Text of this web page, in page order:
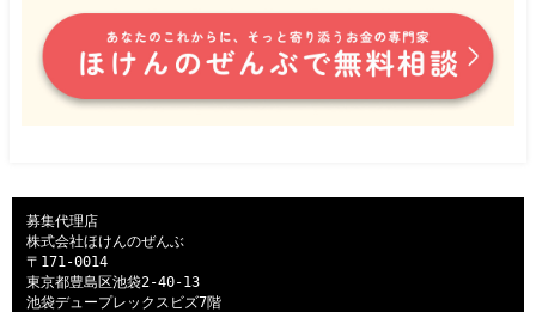
募集代理店
株式会社ほけんのぜんぶ
〒171-0014
東京都豊島区池袋2-40-13
池袋デュープレックスビズ7階